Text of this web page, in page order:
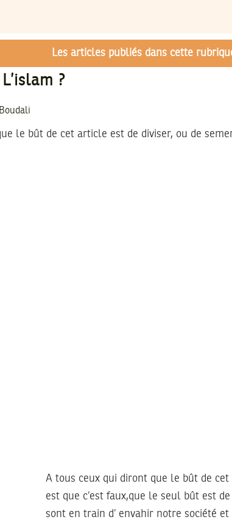
Les articles publiés dans cette
?
le bût de cet article est de diviser, ou de
A tous ceux qui diront que le bût de
est que c’est faux,que le seul bût est
sont en train d’ envahir notre société